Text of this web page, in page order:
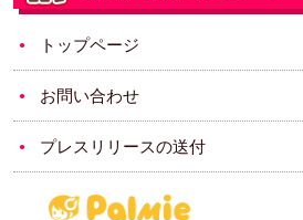
トップページ
お問い合わせ
プレスリリースの送付